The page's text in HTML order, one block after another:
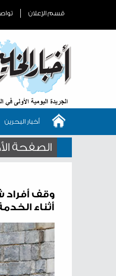
قسم الإعلان
أخبار البحرين
الصفحة
وقف أفراد
أثناء